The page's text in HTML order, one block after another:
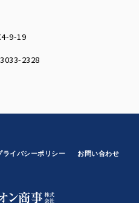
4-9-19
2328
ライバシーポリシー お問い合わせ